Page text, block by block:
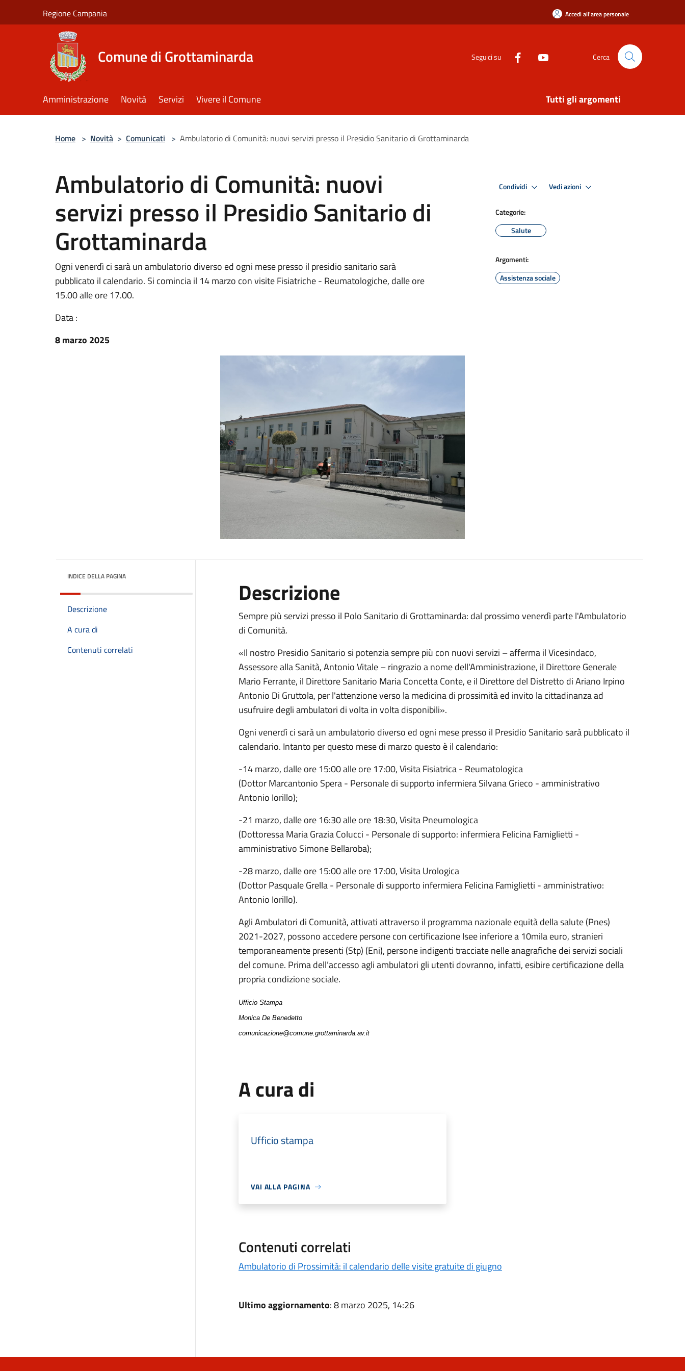
Regione Campania Accedi all'area personale
Comune di Grottaminarda Seguici su Cerca
Amministrazione Novità Servizi Vivere il Comune Tutti gli argomenti
Home > Novità > Comunicati > Ambulatorio di Comunità: nuovi servizi presso il Presidio Sanitario di Grottaminarda
Ambulatorio di Comunità: nuovi
servizi presso il Presidio Sanitario di
Grottaminarda
Ogni venerdì ci sarà un ambulatorio diverso ed ogni mese presso il presidio sanitario sarà
pubblicato il calendario. Si comincia il 14 marzo con visite Fisiatriche - Reumatologiche, dalle ore
15.00 alle ore 17.00.
Data :
8 marzo 2025
Condividi Vedi azioni
Categorie:
Salute
Argomenti:
Assistenza sociale
INDICE DELLA PAGINA
Descrizione
A cura di
Contenuti correlati
Descrizione
Sempre più servizi presso il Polo Sanitario di Grottaminarda: dal prossimo venerdì parte l'Ambulatorio
di Comunità.
«Il nostro Presidio Sanitario si potenzia sempre più con nuovi servizi – afferma il Vicesindaco,
Assessore alla Sanità, Antonio Vitale – ringrazio a nome dell'Amministrazione, il Direttore Generale
Mario Ferrante, il Direttore Sanitario Maria Concetta Conte, e il Direttore del Distretto di Ariano Irpino
Antonio Di Gruttola, per l'attenzione verso la medicina di prossimità ed invito la cittadinanza ad
usufruire degli ambulatori di volta in volta disponibili».
Ogni venerdì ci sarà un ambulatorio diverso ed ogni mese presso il Presidio Sanitario sarà pubblicato il
calendario. Intanto per questo mese di marzo questo è il calendario:
-14 marzo, dalle ore 15:00 alle ore 17:00, Visita Fisiatrica - Reumatologica
(Dottor Marcantonio Spera - Personale di supporto infermiera Silvana Grieco - amministrativo
Antonio Iorillo);
-21 marzo, dalle ore 16:30 alle ore 18:30, Visita Pneumologica
(Dottoressa Maria Grazia Colucci - Personale di supporto: infermiera Felicina Famiglietti -
amministrativo Simone Bellaroba);
-28 marzo, dalle ore 15:00 alle ore 17:00, Visita Urologica
(Dottor Pasquale Grella - Personale di supporto infermiera Felicina Famiglietti - amministrativo:
Antonio Iorillo).
Agli Ambulatori di Comunità, attivati attraverso il programma nazionale equità della salute (Pnes)
2021-2027, possono accedere persone con certificazione Isee inferiore a 10mila euro, stranieri
temporaneamente presenti (Stp) (Eni), persone indigenti tracciate nelle anagrafiche dei servizi sociali
del comune. Prima dell’accesso agli ambulatori gli utenti dovranno, infatti, esibire certificazione della
propria condizione sociale.
Ufficio Stampa
Monica De Benedetto
comunicazione@comune.grottaminarda.av.it
A cura di
Ufficio stampa
VAI ALLA PAGINA
Contenuti correlati
Ambulatorio di Prossimità: il calendario delle visite gratuite di giugno
Ultimo aggiornamento: 8 marzo 2025, 14:26